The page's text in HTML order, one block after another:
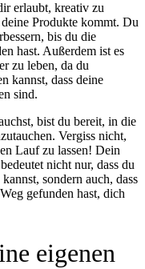
erlaubt, kreativ zu
Produkte kommt. Du
bis du die
hast. Außerdem ist es
zu leben, da du
kannst, dass deine
sind.
bist du bereit, in die
Vergiss nicht,
Lauf zu lassen! Dein
nicht nur, dass du
sondern auch, dass
gefunden hast, dich
eigenen